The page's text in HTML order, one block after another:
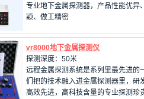
专业地下金属探测器，产品性能优异
颖、做工精密
vr8000地下金属探测仪
探测深度：50米
远程金属探测系统是系列里最先进的
们把的技术融入进金属探测器里，研
高效先进，高科技含量的专业探测珍